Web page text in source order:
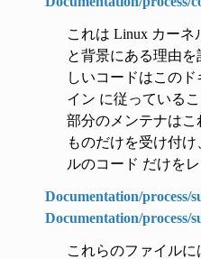
これは Linux カー
と背景にある理由
しいコードはこの
イン に従っている
部分のメンテナはこ
ものだけを受け付
ルのコード だけを
Documentation/process/
Documentation/process/
これらのファイル